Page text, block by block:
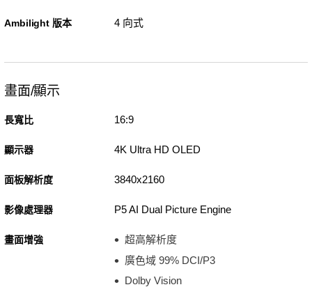
Ambilight 版本 4 向式
畫面/顯示
長寬比 16:9
顯示器 4K Ultra HD OLED
面板解析度 3840x2160
影像處理器 P5 AI Dual Picture Engine
畫面增強
超高解析度
廣色域 99% DCI/P3
Dolby Vision